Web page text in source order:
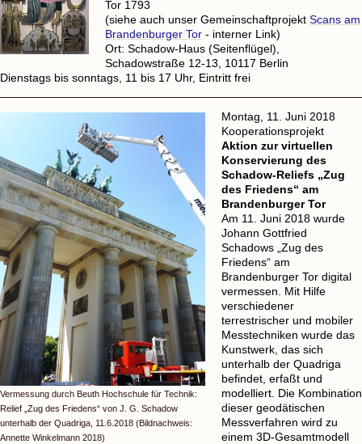
Tor 1793
(siehe auch unser Gemeinschaftprojekt Scans am
Brandenburger Tor - interner Link)
Ort: Schadow-Haus (Seitenflügel),
Schadowstraße 12-13, 10117 Berlin
Dienstags bis sonntags, 11 bis 17 Uhr, Eintritt frei
Vermessung durch Beuth Hochschule für Technik:
Relief „Zug des Friedens“ von J. G. Schadow
unterhalb der Quadriga, 11.6.2018 (Bildnachweis:
Annette Winkelmann 2018)
Montag, 11. Juni 2018
Kooperationsprojekt
Aktion zur virtuellen
Konservierung des
Schadow-Reliefs „Zug
des Friedens“ am
Brandenburger Tor
Am 11. Juni 2018 wurde
Johann Gottfried
Schadows „Zug des
Friedens“ am
Brandenburger Tor digital
vermessen. Mit Hilfe
verschiedener
terrestrischer und mobiler
Messtechniken wurde das
Kunstwerk, das sich
unterhalb der Quadriga
befindet, erfaßt und
modelliert. Die Kombination
dieser geodätischen
Messverfahren wird zu
einem 3D-Gesamtmodell